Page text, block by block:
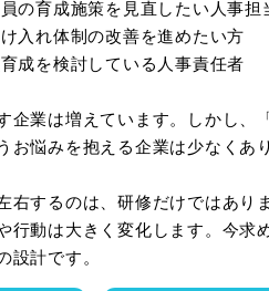
の育成施策を見直したい人事担
入れ体制の改善を進めたい方
成を検討している人事責任者
企業は増えています。しかし
お悩みを抱える企業は少なくあ
右するのは、研修だけではあ
行動は大きく変化します。今求
設計です。